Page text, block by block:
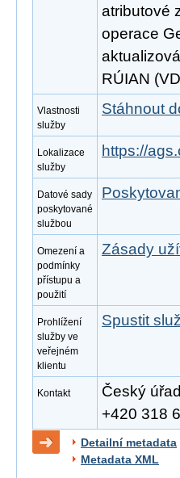
atributové
operace
RÚIAN
Vlastnosti
služby
Stáhnout
Lokalizace
služby
https://
Datové sady
poskytované
službou
Omezení a
podmínky
přístupu a
použití
Zásady
Prohlížení
služby ve
veřejném
klientu
Spustit
Kontakt
Český
+420 318
Detailní metadata
Metadata XML